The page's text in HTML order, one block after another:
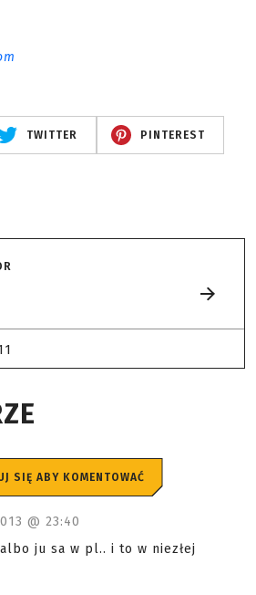
TWITTER PINTEREST
SIĘ ABY KOMENTOWAĆ
@ 23:40
ju sa w pl.. i to w niezłej